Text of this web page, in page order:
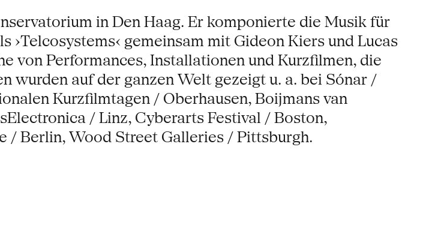
in Den Haag. Er komponierte die Musik für
gemeinsam mit Gideon Kiers und Lucas
von Performances, Installationen und Kurzfilmen, die
wurden auf der ganzen Welt gezeigt u. a. bei Sónar /
Kurzfilmtagen / Oberhausen, Boijmans van
/ Linz, Cyberarts Festival / Boston,
/ Berlin, Wood Street Galleries / Pittsburgh.